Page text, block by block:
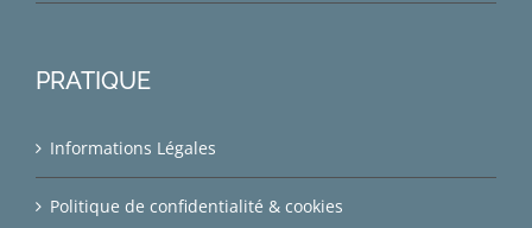
PRATIQUE
Informations Légales
Politique de confidentialité & cookies